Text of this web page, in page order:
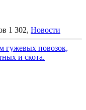
1 302, Новости